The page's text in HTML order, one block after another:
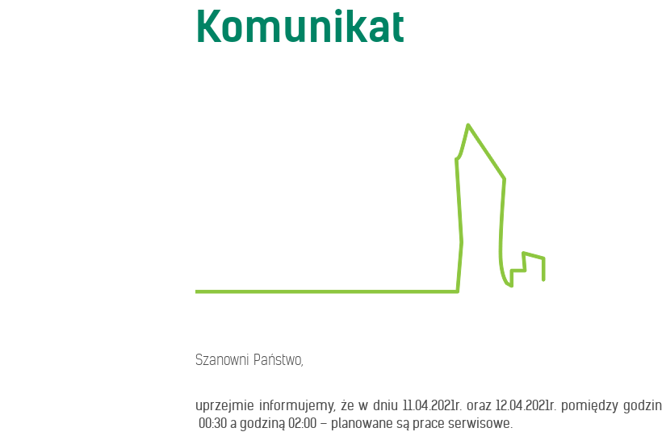
Komunikat
Szanowni Państwo,
uprzejmie informujemy, że w dniu 11.04.2021r. oraz 12.04.2021r. pomiędzy
00:30 a godziną 02:00 – planowane są prace serwisowe.